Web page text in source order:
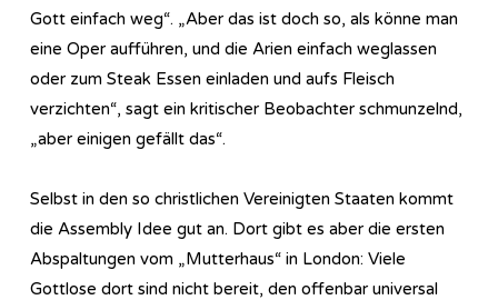
Gott einfach weg“. „Aber das ist doch so, als könne man
eine Oper aufführen, und die Arien einfach weglassen
oder zum Steak Essen einladen und aufs Fleisch
verzichten“, sagt ein kritischer Beobachter schmunzelnd,
„aber einigen gefällt das“.
Selbst in den so christlichen Vereinigten Staaten kommt
die Assembly Idee gut an. Dort gibt es aber die ersten
Abspaltungen vom „Mutterhaus“ in London: Viele
Gottlose dort sind nicht bereit, den offenbar universal